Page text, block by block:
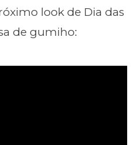
look de Dia das
de gumiho: